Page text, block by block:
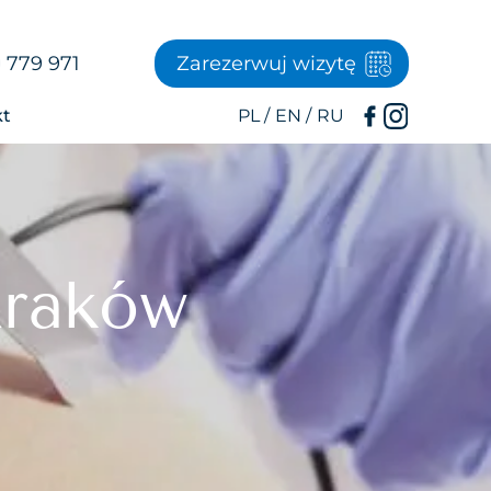
971 Zarezerwuj wizytę